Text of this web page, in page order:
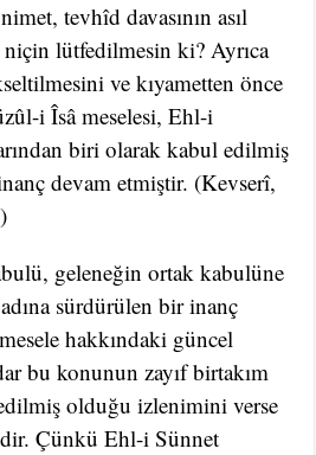
tevhîd davasının asıl
niçin lütfedilmesin ki? Ayrıca
ve kıyametten önce
i Îsâ meselesi, Ehl-i
biri olarak kabul edilmiş
devam etmiştir. (Kevserî,
geleneğin ortak kabulüne
sürdürülen bir inanç
hakkındaki güncel
bu konunun zayıf birtakım
olduğu izlenimini verse
Çünkü Ehl-i Sünnet